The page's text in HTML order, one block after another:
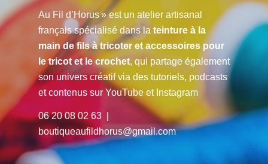
Au Fil d’Horus » est un atelier artisanal
français spécialisé dans la teinture à la
main de fils à tricoter et accessoires pour
le tricot et le crochet, qui partage également
son univers créatif via des tutoriels, podcasts
et contenus sur YouTube et Instagram
06 20 08 02 63 |
boutiqueaufildhorus@gmail.com